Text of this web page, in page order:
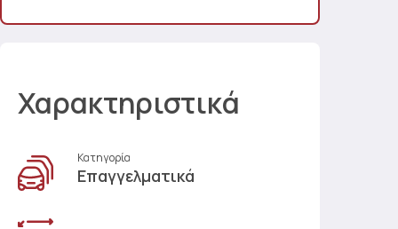
Χαρακτηριστικά
Κατηγορία
Επαγγελματικά